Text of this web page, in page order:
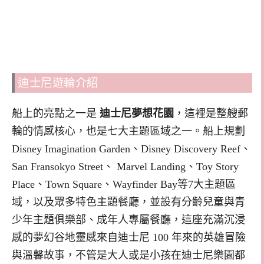
迪士尼遊輪介紹
船上的亮點之一是 迪士尼夢想花園 ，這裡是整艘郵
輪的情感核心，也是七大主題區域之一。船上規劃
Disney Imagination Garden、Disney Discovery Reef、
San Fransokyo Street、 Marvel Landing、Toy Story
Place、Town Square、Wayfinder Bay等7大主題區
域，以及眾多特色主題餐廳，並設有分齡兒童與青
少年主題俱樂部、成年人專屬餐廳，這座充滿沉浸
感的夢幻谷地靈感來自迪士尼 100 年來的英雄冒險
與溫馨故事，不管是大人或是小孩在迪士尼樂園都